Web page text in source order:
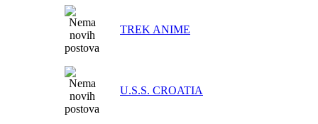
TREK ANIME
U.S.S. CROATIA